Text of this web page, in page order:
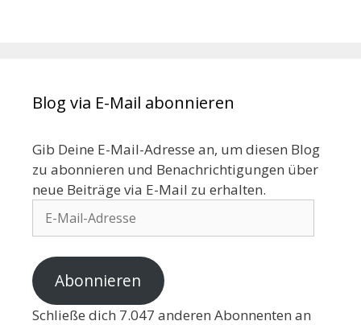
Blog via E-Mail abonnieren
Gib Deine E-Mail-Adresse an, um diesen Blog
zu abonnieren und Benachrichtigungen über
neue Beiträge via E-Mail zu erhalten.
Abonnieren
Schließe dich 7.047 anderen Abonnenten an